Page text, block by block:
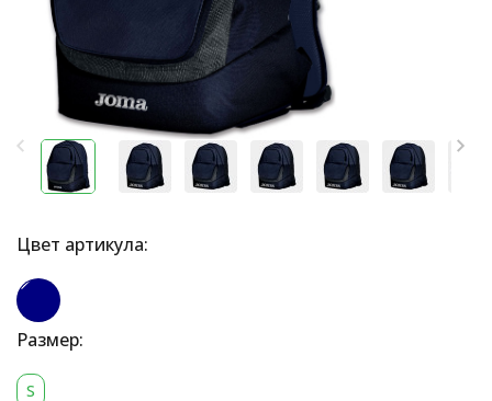
Цвет артикула:
Размер:
S